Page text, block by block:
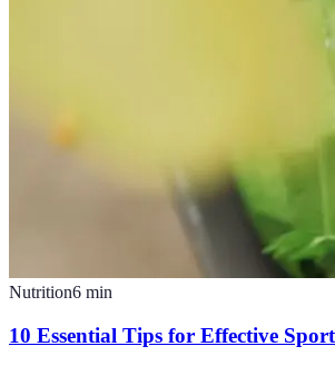
Nutrition6 min
10 Essential Tips for Effective